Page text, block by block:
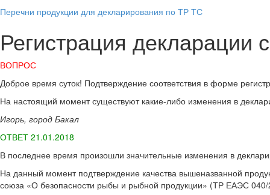
Перечни продукции для декларирования по ТР ТС
Регистрация декларации
ВОПРОС
Доброе время суток! Подтверждение соответствия в форме
На настоящий момент существуют какие-либо изменения в
Игорь, город Бакал
ОТВЕТ 21.01.2018
В последнее время произошли значительные изменения в
На данный момент подтверждение качества вышеназванной
союза «О безопасности рыбы и рыбной продукции» (ТР ЕАЭС 040/